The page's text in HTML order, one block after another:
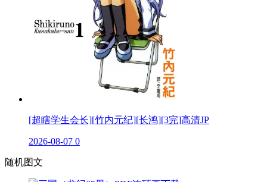
[超瞎学生会长][竹内元纪][长鸿][3完]高清JP
2026-08-07 0
随机图文